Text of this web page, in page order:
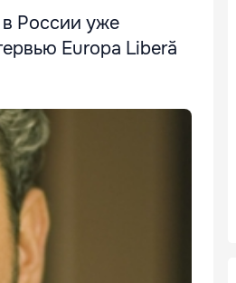
России уже
Europa Liberă